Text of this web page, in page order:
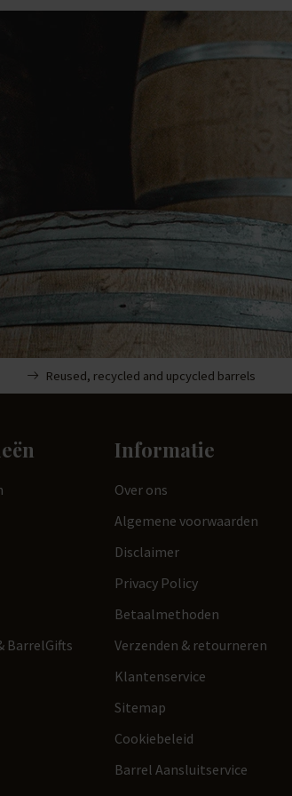
Reused, recycled and upcycled barrels
BarrelGifts
Informatie
Over ons
Algemene voorwaarden
Disclaimer
Privacy Policy
Betaalmethoden
Verzenden & retourneren
Klantenservice
Sitemap
Cookiebeleid
Barrel Aansluitservice